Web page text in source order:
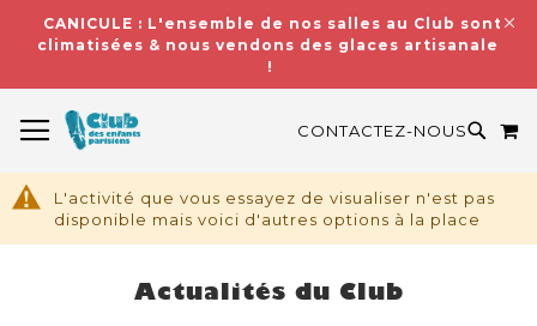
CANICULE : L'ensemble de nos salles au Club sont
climatisées & nous vendons des glaces artisanales
!
CONTACTEZ-NOUS
L'activité que vous essayez de visualiser n'est pas
disponible mais voici d'autres options à la place
Actualités du Club